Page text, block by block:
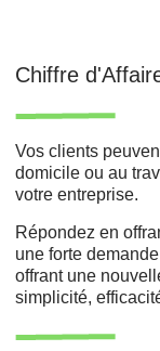
Chiffre
Vos clients
domicile ou au
votre entreprise.
Répondez en
une forte
offrant une
simplicité,